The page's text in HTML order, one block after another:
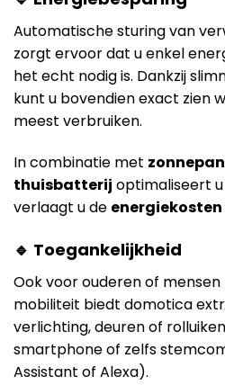
Automatische sturing van
zorgt ervoor dat u enkel
het echt nodig is. Dankzij
kunt u bovendien exact zien
meest verbruiken.
In combinatie met
thuisbatterij optimaliseert
verlaagt u de energiekosten
🔹 Toegankelijkheid
Ook voor ouderen of
mobiliteit biedt domotica
verlichting, deuren of
smartphone of zelfs
Assistant of Alexa).